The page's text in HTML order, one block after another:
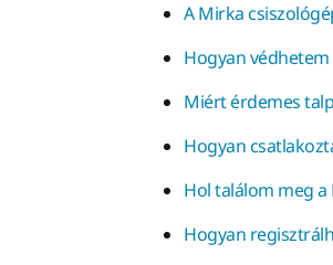
A Mirka
Hogyan
Miért érdemes
Hogyan
Hol találom meg
Hogyan